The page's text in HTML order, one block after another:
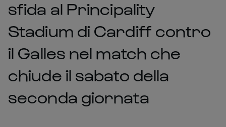
sfida al Principality
Stadium di Cardiff contro
il Galles nel match che
chiude il sabato della
seconda giornata